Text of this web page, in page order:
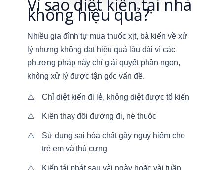
Vì sao diệt kiến tại nhà
không hiệu quả?
Nhiều gia đình tự mua thuốc xịt, bả kiến về xử
lý nhưng không đạt hiệu quả lâu dài vì các
phương pháp này chỉ giải quyết phần ngọn,
không xử lý được tận gốc vấn đề.
Chỉ diệt kiến đi lẻ, không diệt được tổ kiến
Kiến thay đổi đường đi, né thuốc
Sử dụng sai hóa chất gây nguy hiểm cho
trẻ em và thú cưng
Kiến tái phát sau vài ngày hoặc vài tuần